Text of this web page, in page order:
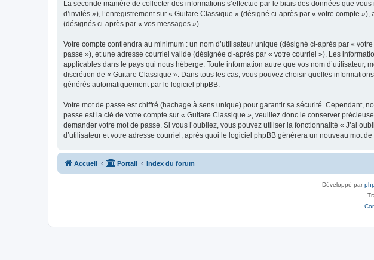
La seconde manière de collecter des informations s’effectue par le biais des données que
d’invités »), l’enregistrement sur « Guitare Classique » (désigné ci-après par « votre compte
(désignés ci-après par « vos messages »).
Votre compte contiendra au minimum : un nom d’utilisateur unique (désigné ci-après par «
passe »), et une adresse courriel valide (désignée ci-après par « votre courriel »). Les
applicables dans le pays qui nous héberge. Toute information autre que vos nom
discrétion de « Guitare Classique ». Dans tous les cas, vous pouvez choisir quelles
générés automatiquement par le logiciel phpBB.
Votre mot de passe est chiffré (hachage à sens unique) pour garantir sa sécurité. Cependant,
passe est la clé de votre compte sur « Guitare Classique », veuillez donc le conserver
demander votre mot de passe. Si vous l’oubliez, vous pouvez utiliser la fonctionnalité « J’ai
d’utilisateur et votre adresse courriel, après quoi le logiciel phpBB générera un nouveau mot
Accueil Portail Index du forum
Développé par